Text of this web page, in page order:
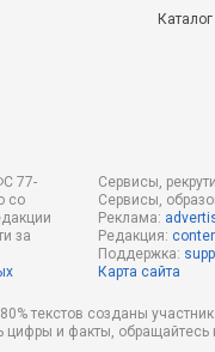
для
как
77-
со
за
Сервисы,
Сервисы,
Реклама:
Редакция:
Поддержка:
Карта сайта
текстов созданы
цифры и факты,